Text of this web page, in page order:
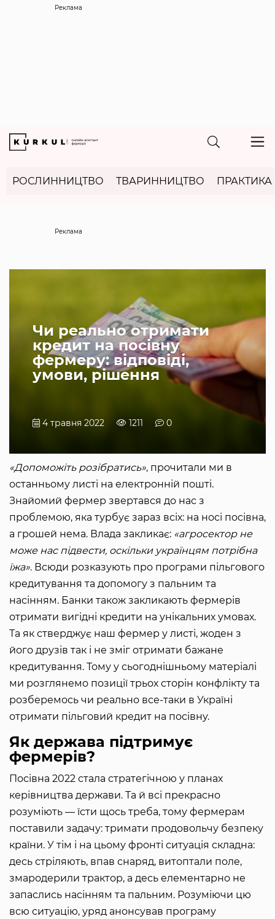
Реклама
РОСЛИННИЦТВО ТВАРИННИЦТВО ПРАКТИКА
Чи реально отримати
кредит на посівну
фермеру: відповіді,
умови, рішення
4 травня 2022 1211 0
«Допоможіть розібратись», прочитали ми в
останньому листі на електронній пошті.
Знайомий фермер звертався до нас з
проблемою, яка турбує зараз всіх: на носі посівна,
а грошей нема. Влада закликає: «агросектор не
може нас підвести, оскільки українцям потрібна
їжа». Всюди розказують про програми пільгового
кредитування та допомогу з пальним та
насінням. Банки також закликають фермерів
отримати вигідні кредити на унікальних умовах.
Та як стверджує наш фермер у листі, жоден з
його друзів так і не зміг отримати бажане
кредитування. Тому у сьогоднішньому матеріалі
ми розглянемо позиції трьох сторін конфлікту та
розберемось чи реально все-таки в Україні
отримати пільговий кредит на посівну.
Як держава підтримує
фермерів?
Посівна 2022 стала стратегічною у планах
керівництва держави. Та й всі прекрасно
розуміють — їсти щось треба, тому фермерам
поставили задачу: тримати продовольчу безпеку
країни. У тім і на цьому фронті ситуація складна:
десь стріляють, впав снаряд, витоптали поле,
змародерили трактор, а десь елементарно не
запаслись насінням та пальним. Розуміючи цю
всю ситуацію, уряд анонсував програму
Реклама